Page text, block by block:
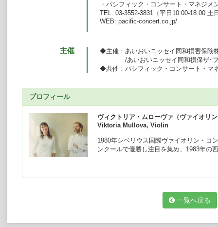
・パシフィック・コンサート・マネジメ
TEL: 03-3552-3831（平日10:00-18:00 土
WEB: pacific-concert.co.jp/
主催
◆主催：あいおいニッセイ同和損害保険
/あいおいニッセイ同和損保ザ･フ
◆共催：パシフィック・コンサート・マ
プロフィール
ヴィクトリア・ムローヴァ（ヴァイオリ
Viktoria Mullova, Violin
1980年シベリウス国際ヴァイオリン・コ
ンクールで優勝し注目を集め、1983年の
ン・メータ、サイモン・ラトル、リッカ
その深い音楽的探究心から、レパートリ
ン、エクスペリメンタル・ミュージック
一覧へ戻る